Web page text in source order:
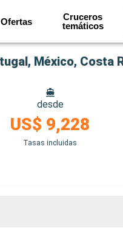
Ofertas
Cruceros
temáticos
desde
US$ 9,228
Tasas incluidas